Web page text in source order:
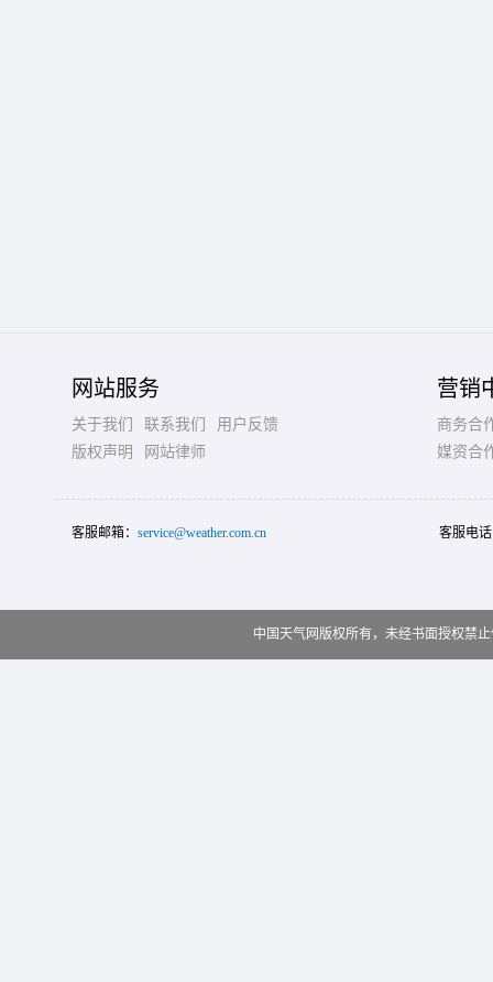
网站服务
关于我们 联系我们
用户反馈
版权声明
网站律师
营销
商务合
媒资合
客服邮箱： service@weather.com.cn 客服电
中国天气网版权所有，未经书面授权